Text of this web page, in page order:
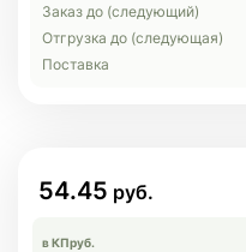
Заказ до (следующий)
Отгрузка до (следующая)
Поставка
54.45
в КПруб.